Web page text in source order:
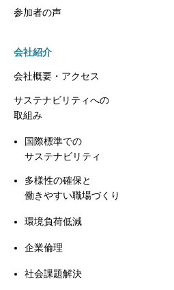
参加者の声
会社紹介
会社概要・アクセス
サステナビリティへの
取組み
国際標準での
サステナビリティ
多様性の確保と
働きやすい職場づくり
環境負荷低減
企業倫理
社会課題解決